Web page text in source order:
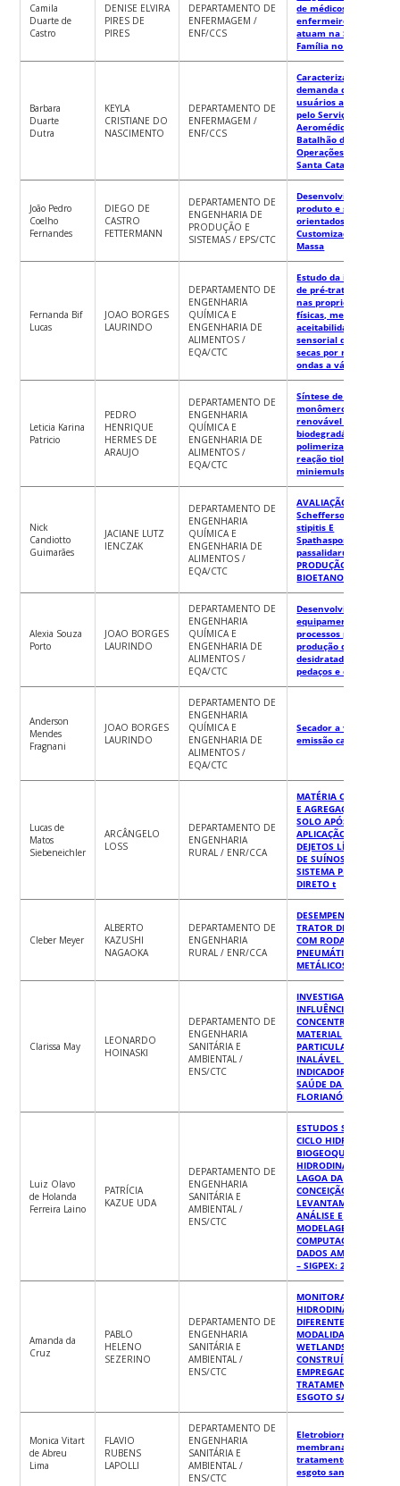
Camila
Duarte de
Castro
DENISE ELVIRA
PIRES DE
PIRES
DEPARTAMENTO DE
ENFERMAGEM /
ENF/CCS
de médicos e
enfermeiros que
atuam na Saúde da
Família no Brasil
Barbara
Duarte
Dutra
KEYLA
CRISTIANE DO
NASCIMENTO
DEPARTAMENTO DE
ENFERMAGEM /
ENF/CCS
Caracterização da
demanda dos
usuários atendidos
pelo Serviço
Aeromédico do
Batalhão de
Operações Aéreas de
Santa Catarina.
João Pedro
Coelho
Fernandes
DIEGO DE
CASTRO
FETTERMANN
DEPARTAMENTO DE
ENGENHARIA DE
PRODUÇÃO E
SISTEMAS / EPS/CTC
Desenvolvimento de
produto e serviço
orientados à
Customização em
Massa
Fernanda Bif
Lucas
JOAO BORGES
LAURINDO
DEPARTAMENTO DE
ENGENHARIA
QUÍMICA E
ENGENHARIA DE
ALIMENTOS /
EQA/CTC
Estudo da influência
de pré-tratamentos
nas propriedades
físicas, mecânicas e
aceitabilidade
sensorial de batatas
secas por micro-
ondas a vácuo
Leticia Karina
Patricio
PEDRO
HENRIQUE
HERMES DE
ARAUJO
DEPARTAMENTO DE
ENGENHARIA
QUÍMICA E
ENGENHARIA DE
ALIMENTOS /
EQA/CTC
Síntese de um
monômero
renovável e
biodegradável para
polimerização via
reação tiol-eno em
miniemulsão
Nick
Candiotto
Guimarães
JACIANE LUTZ
IENCZAK
DEPARTAMENTO DE
ENGENHARIA
QUÍMICA E
ENGENHARIA DE
ALIMENTOS /
EQA/CTC
AVALIAÇÃO DE
Scheffersomyces
stipitis E
Spathaspora
passalidarum NA
PRODUÇÃO DE
BIOETANOL
Alexia Souza
Porto
JOAO BORGES
LAURINDO
DEPARTAMENTO DE
ENGENHARIA
QUÍMICA E
ENGENHARIA DE
ALIMENTOS /
EQA/CTC
Desenvolvimento de
equipamentos e
processos para a
produção de frutas
desidratadas em
pedaços e em pó
Anderson
Mendes
Fragnani
JOAO BORGES
LAURINDO
DEPARTAMENTO DE
ENGENHARIA
QUÍMICA E
ENGENHARIA DE
ALIMENTOS /
EQA/CTC
Secador a vácuo sem
emissão carbono
Lucas de
Matos
Siebeneichler
ARCÂNGELO
LOSS
DEPARTAMENTO DE
ENGENHARIA
RURAL / ENR/CCA
MATÉRIA ORGÂNICA
E AGREGAÇÃO DO
SOLO APÓS A
APLICAÇÃO DE
DEJETOS LÍQUIDOS
DE SUÍNOS EM
SISTEMA PLANTIO
DIRETO t
Cleber Meyer
ALBERTO
KAZUSHI
NAGAOKA
DEPARTAMENTO DE
ENGENHARIA
RURAL / ENR/CCA
DESEMPENHO DE
TRATOR DE RABIÇAS
COM RODADOS
PNEUMÁTICOS E
METÁLICOS
Clarissa May
LEONARDO
HOINASKI
DEPARTAMENTO DE
ENGENHARIA
SANITÁRIA E
AMBIENTAL /
ENS/CTC
INVESTIGAÇÃO DA
INFLUÊNCIA DA
CONCENTRAÇÃO DE
MATERIAL
PARTICULADO
INALÁVEL NOS
INDICADORES DE
SAÚDE DA CIDADE DE
FLORIANÓPOLIS/SC
Luiz Olavo
de Holanda
Ferreira Laino
PATRÍCIA
KAZUE UDA
DEPARTAMENTO DE
ENGENHARIA
SANITÁRIA E
AMBIENTAL /
ENS/CTC
ESTUDOS SOBRE
CICLO HIDROLÓGICO,
BIOGEOQUÍMICA E
HIDRODINAMICA DA
LAGOA DA
CONCEIÇÃO –
LEVANTAMENTO,
ANÁLISE E
MODELAGEM
COMPUTACIONAL DE
DADOS AMBIENTAIS
– SIGPEX: 201701314
Amanda da
Cruz
PABLO
HELENO
SEZERINO
DEPARTAMENTO DE
ENGENHARIA
SANITÁRIA E
AMBIENTAL /
ENS/CTC
MONITORAMENTO
HIDRODINÂMICO DE
DIFERENTES
MODALIDADES DE
WETLANDS
CONSTRUÍDOS
EMPREGADOS NO
TRATAMENTO DE
ESGOTO SANITÁRIO
Monica Vitart
de Abreu
Lima
FLAVIO
RUBENS
LAPOLLI
DEPARTAMENTO DE
ENGENHARIA
SANITÁRIA E
AMBIENTAL /
ENS/CTC
Eletrobiorreator a
membrana para
tratamento de
esgoto sanitário